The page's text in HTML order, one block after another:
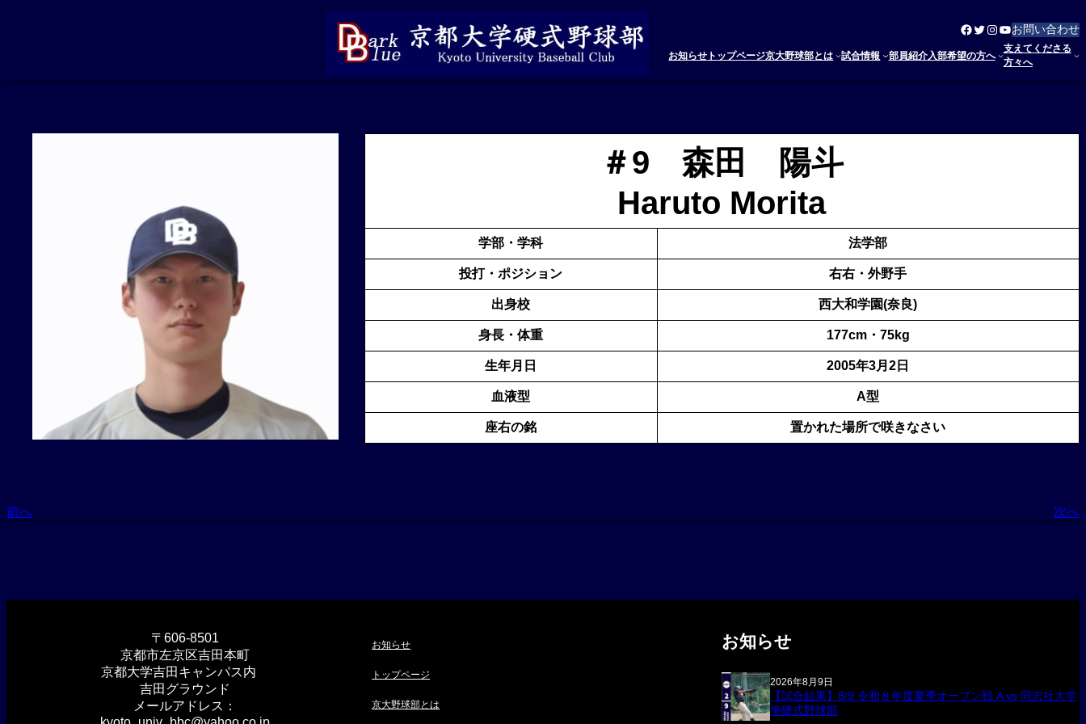
キ
Facebook
Twitter
Instagram
YouTube
お問い合わせ
お知らせ トップページ京大野球部とは 試合情報 部員紹介入部希望の方へ
支えてくださる
方々へ
＃9 森田 陽斗
Haruto Morita
学部・学科 法学部
投打・ポジション 右右・外野手
出身校 西大和学園(奈良)
身長・体重 177cm・75kg
生年月日 2005年3月2日
血液型 A型
座右の銘 置かれた場所で咲きなさい
前へ 次へ
〒606-8501
京都市左京区吉田本町
京都大学吉田キャンパス内
吉田グラウンド
メールアドレス：
お知らせ
トップページ
京大野球部とは
お知らせ
2026年8月9日
【試合結果】8/9 令和８年度夏季オープン戦 A vs 同志社大学
準硬式野球部